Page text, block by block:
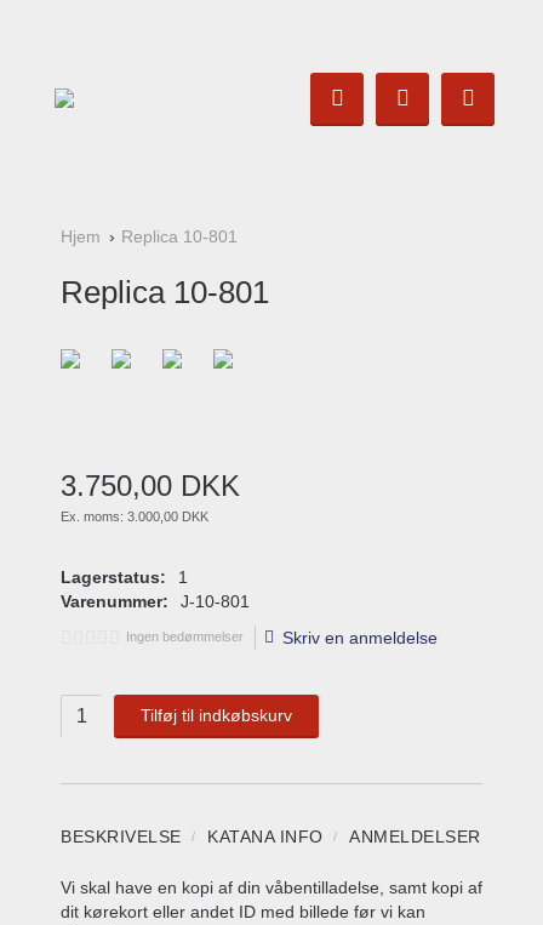
Hjem Replica 10-801
Replica 10-801
3.750,00 DKK
Ex. moms: 3.000,00 DKK
Lagerstatus:
1
Varenummer:
J-10-801
Ingen bedømmelser Skriv en anmeldelse
Tilføj til indkøbskurv
BESKRIVELSE KATANA INFO ANMELDELSER
Vi skal have en kopi af din våbentilladelse, samt kopi af
dit kørekort eller andet ID med billede før vi kan